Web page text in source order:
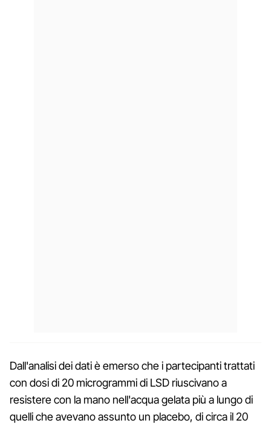
Dall'analisi dei dati è emerso che i partecipanti trattati
con dosi di 20 microgrammi di LSD riuscivano a
resistere con la mano nell'acqua gelata più a lungo di
quelli che avevano assunto un placebo, di circa il 20